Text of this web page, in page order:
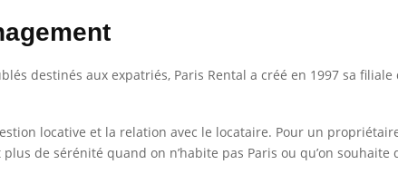
destinés aux expatriés, Paris Rental a créé en 1997 sa
locative et la relation avec le locataire. Pour un
de sérénité quand on n’habite pas Paris ou qu’on